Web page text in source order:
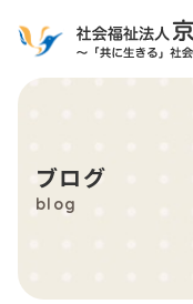
ブログ
blog